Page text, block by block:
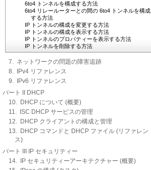
6to4 トンネルを構成する方法
6to4 リレールーターとの間の 6to4 トンネルを構成
する方法
IP トンネルの構成を変更する方法
IP トンネルの構成を表示する方法
IP トンネルのプロパティーを表示する方法
IP トンネルを削除する方法
7. ネットワークの問題の障害追跡
8. IPv4 リファレンス
9. IPv6 リファレンス
パート II DHCP
10. DHCP について (概要)
11. ISC DHCP サービスの管理
12. DHCP クライアントの構成と管理
13. DHCP コマンドと DHCP ファイル (リファレン
ス)
パート III IP セキュリティー
14. IP セキュリティーアーキテクチャー (概要)